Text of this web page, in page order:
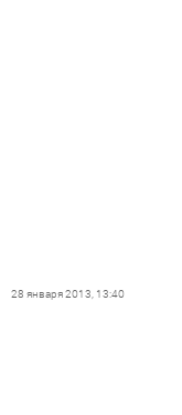
28 января 2013, 13:40